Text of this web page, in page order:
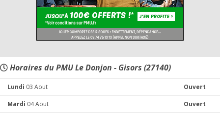
Horaires du PMU Le Donjon - Gisors (27140)
Lundi 03 Aout Ouvert
Mardi 04 Aout Ouvert